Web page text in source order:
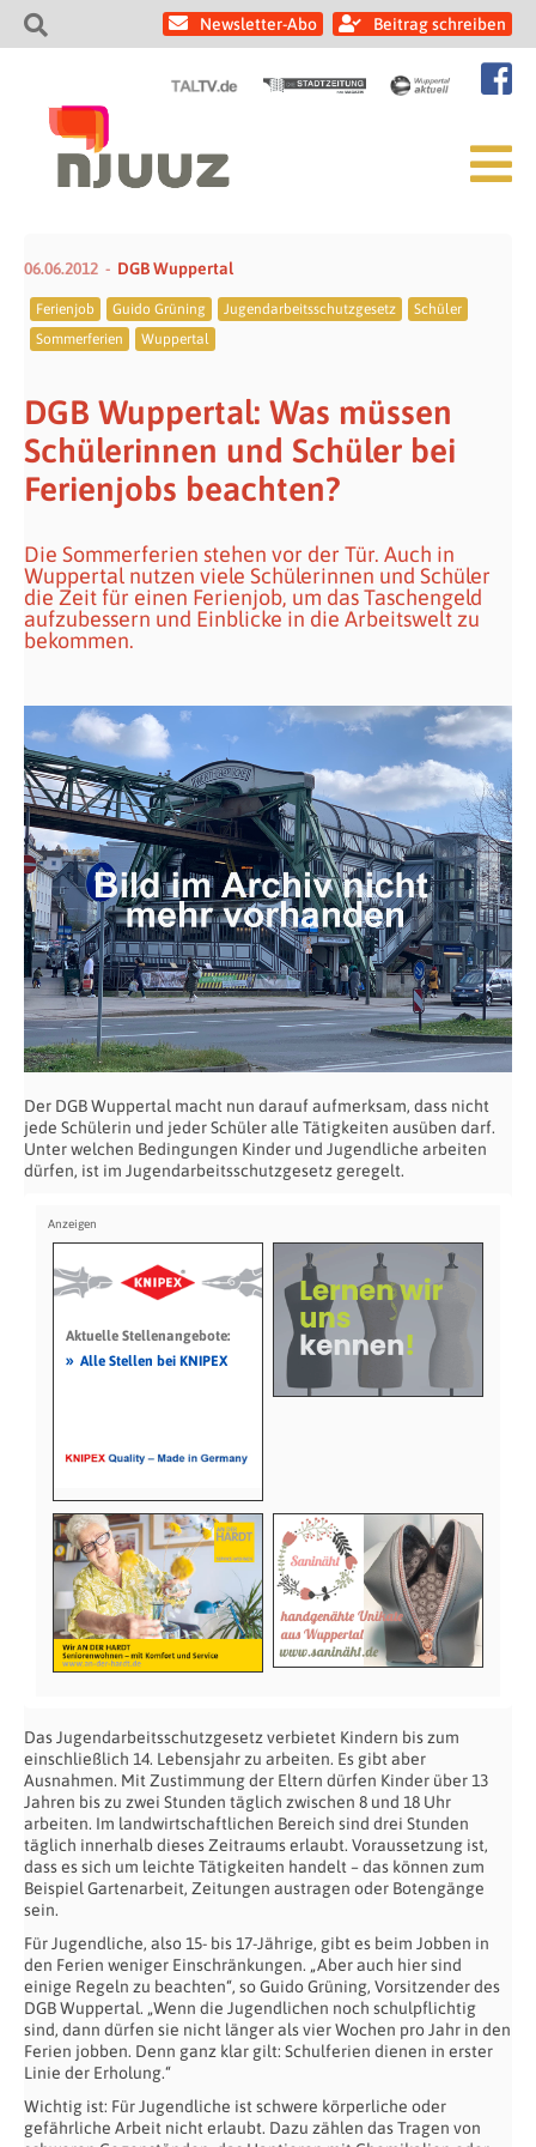
Newsletter-Abo Beitrag schreiben
06.06.2012 DGB Wuppertal
Ferienjob Guido Grüning Jugendarbeitsschutzgesetz
Schüler
Sommerferien
Wuppertal
DGB Wuppertal: Was müssen
Schülerinnen und Schüler bei
Ferienjobs beachten?
Die Sommerferien stehen vor der Tür. Auch in
Wuppertal nutzen viele Schülerinnen und Schüler
die Zeit für einen Ferienjob, um das Taschengeld
aufzubessern und Einblicke in die Arbeitswelt zu
bekommen.
Der DGB Wuppertal macht nun darauf aufmerksam, dass nicht
jede Schülerin und jeder Schüler alle Tätigkeiten ausüben darf.
Unter welchen Bedingungen Kinder und Jugendliche arbeiten
dürfen, ist im Jugendarbeitsschutzgesetz geregelt.
Aktuelle Stellenangebote:
» Alle Stellen bei KNIPEX
Das Jugendarbeitsschutzgesetz verbietet Kindern bis zum
einschließlich 14. Lebensjahr zu arbeiten. Es gibt aber
Ausnahmen. Mit Zustimmung der Eltern dürfen Kinder über 13
Jahren bis zu zwei Stunden täglich zwischen 8 und 18 Uhr
arbeiten. Im landwirtschaftlichen Bereich sind drei Stunden
täglich innerhalb dieses Zeitraums erlaubt. Voraussetzung ist,
dass es sich um leichte Tätigkeiten handelt – das können zum
Beispiel Gartenarbeit, Zeitungen austragen oder Botengänge
sein.
Für Jugendliche, also 15- bis 17-Jährige, gibt es beim Jobben in
den Ferien weniger Einschränkungen. „Aber auch hier sind
einige Regeln zu beachten“, so Guido Grüning, Vorsitzender des
DGB Wuppertal. „Wenn die Jugendlichen noch schulpflichtig
sind, dann dürfen sie nicht länger als vier Wochen pro Jahr in den
Ferien jobben. Denn ganz klar gilt: Schulferien dienen in erster
Linie der Erholung.“
Wichtig ist: Für Jugendliche ist schwere körperliche oder
gefährliche Arbeit nicht erlaubt. Dazu zählen das Tragen von